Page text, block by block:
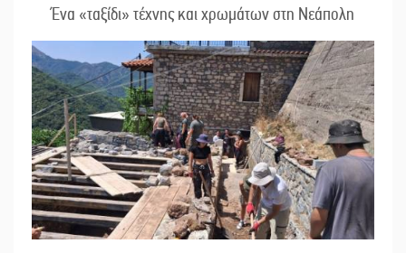
Ένα «ταξίδι» τέχνης και χρωμάτων στη Νεάπολη